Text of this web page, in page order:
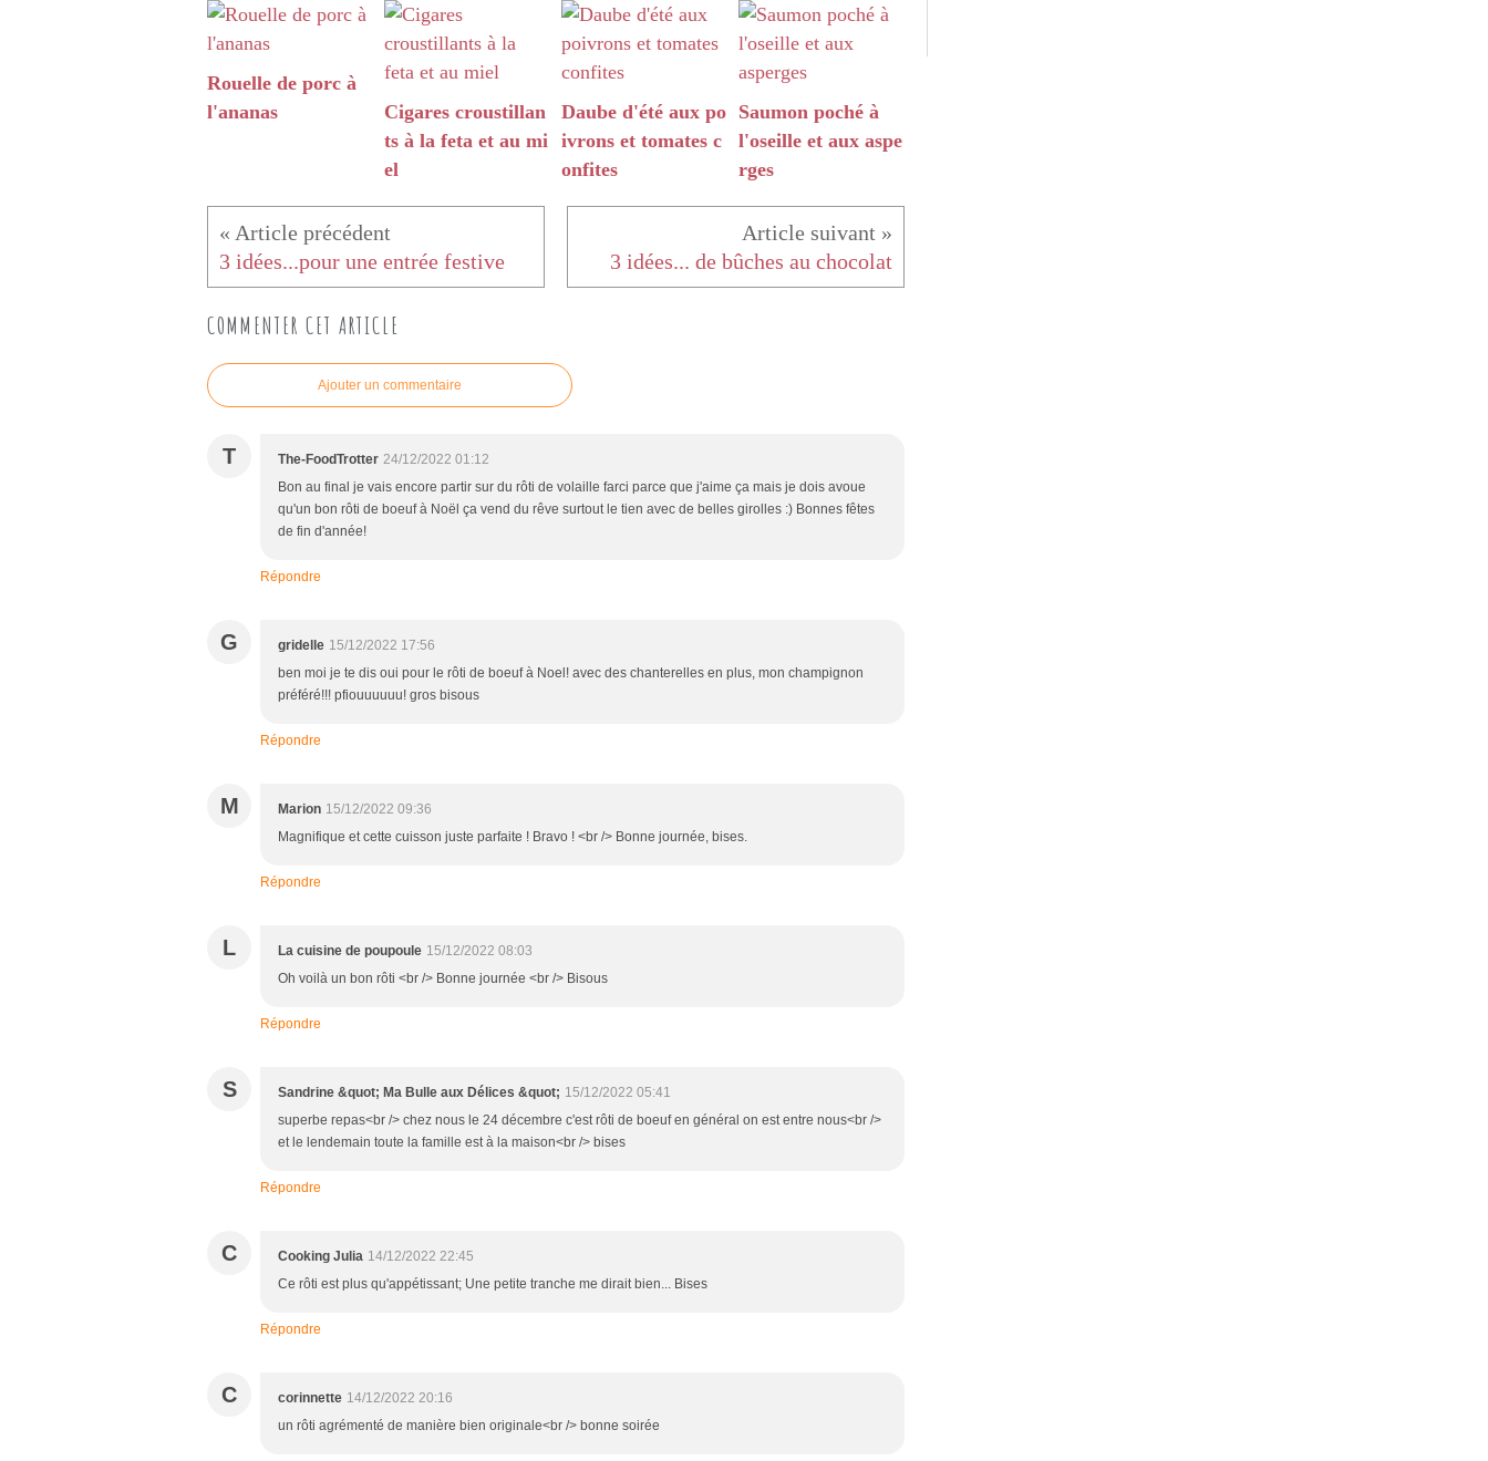
Rouelle de porc à
l'ananas
Cigares croustillan
ts à la feta et au mi
el
Daube d'été aux po
ivrons et tomates c
onfites
Saumon poché à
l'oseille et aux aspe
rges
3 idées...pour une entrée festive 3 idées... de bûches au chocolat
COMMENTER CET ARTICLE
Ajouter un commentaire
T The-FoodTrotter 24/12/2022 01:12
Bon au final je vais encore partir sur du rôti de volaille farci parce que j'aime ça mais je dois avoue
qu'un bon rôti de boeuf à Noël ça vend du rêve surtout le tien avec de belles girolles :) Bonnes fêtes
de fin d'année!
Répondre
G gridelle 15/12/2022 17:56
ben moi je te dis oui pour le rôti de boeuf à Noel! avec des chanterelles en plus, mon champignon
préféré!!! pfiouuuuuu! gros bisous
Répondre
M Marion 15/12/2022 09:36
Magnifique et cette cuisson juste parfaite ! Bravo ! <br /> Bonne journée, bises.
Répondre
L La cuisine de poupoule 15/12/2022 08:03
Oh voilà un bon rôti <br /> Bonne journée <br /> Bisous
Répondre
S Sandrine &quot; Ma Bulle aux Délices &quot; 15/12/2022 05:41
superbe repas<br /> chez nous le 24 décembre c'est rôti de boeuf en général on est entre nous<br />
et le lendemain toute la famille est à la maison<br /> bises
Répondre
C Cooking Julia 14/12/2022 22:45
Ce rôti est plus qu'appétissant; Une petite tranche me dirait bien... Bises
Répondre
C corinnette 14/12/2022 20:16
un rôti agrémenté de manière bien originale<br /> bonne soirée